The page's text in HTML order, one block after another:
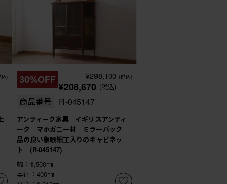
込) 30%OFF ¥298,100 (税込)
¥208,670 (税込)
商品番号 R-045147
アンティーク家具 イギリスアンティ
ーク マホガニー材 ミラーバック
品の良い象眼細工入りのキャビネッ
ト (R-045147)
幅：1,500㎜
奥行：400㎜